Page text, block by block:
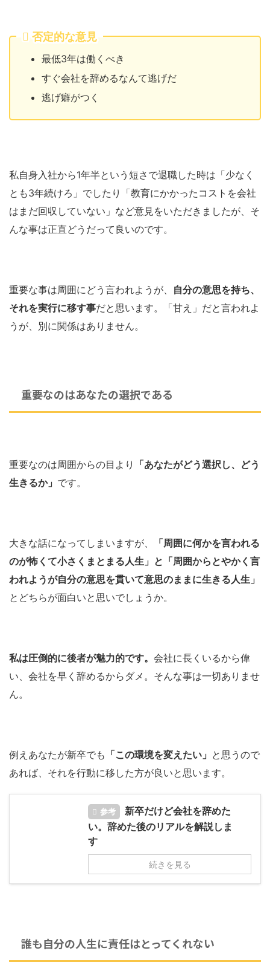
否定的な意見
最低3年は働くべき
すぐ会社を辞めるなんて逃げだ
逃げ癖がつく
私自身入社から1年半という短さで退職した時は「少なく
とも3年続けろ」でしたり「教育にかかったコストを会社
はまだ回収していない」など意見をいただきましたが、そ
んな事は正直どうだって良いのです。
重要な事は周囲にどう言われようが、 自分の意思を持ち、
それを実行に移す事だと思います。「甘え」だと言われよ
うが、別に関係はありません。
重要なのはあなたの選択である
重要なのは周囲からの目より
「あなたがどう選択し、どう
生きるか」 です。
大きな話になってしまいますが、
「周囲に何かを言われる
のが怖くて小さくまとまる人生」と「周囲からとやかく言
われようが自分の意思を貫いて意思のままに生きる人生」
とどちらが面白いと思いでしょうか。
私は圧倒的に後者が魅力的です。 会社に長くいるから偉
い、会社を早く辞めるからダメ。そんな事は一切ありませ
ん。
例えあなたが新卒でも 「この環境を変えたい」 と思うので
あれば、それを行動に移した方が良いと思います。
参考
新卒だけど会社を辞めた
い。辞めた後のリアルを解説しま
す
続きを見る
誰も自分の人生に責任はとってくれない